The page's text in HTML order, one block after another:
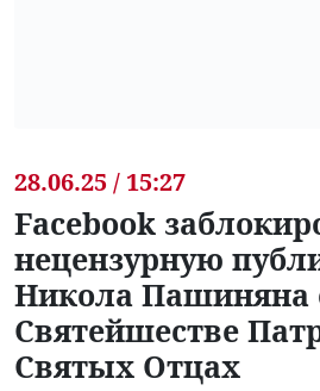
28.06.25 / 15:27
Facebook
нецензурную
Никола Пашиняна
Святейшестве
Святых Отцах